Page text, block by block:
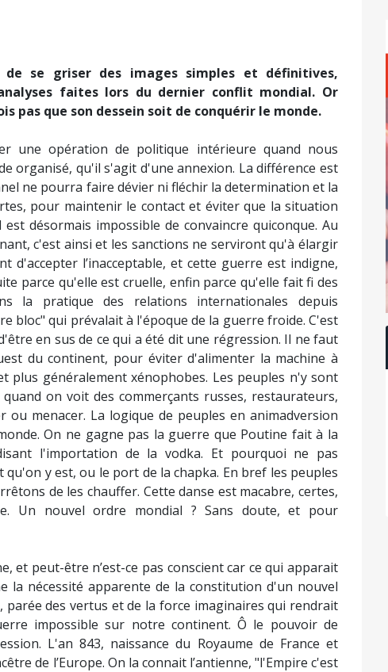
se griser des images simples et définitives,
faites lors du dernier conflit mondial. Or
pas que son dessein soit de conquérir le monde.
une opération de politique intérieure quand nous
organisé, qu'il s'agit d'une annexion. La différence est
ne pourra faire dévier ni fléchir la determination et la
pour maintenir le contact et éviter que la situation
désormais impossible de convaincre quiconque. Au
c'est ainsi et les sanctions ne serviront qu'à élargir
d'accepter l’inacceptable, et cette guerre est indigne,
parce qu'elle est cruelle, enfin parce qu'elle fait fi des
la pratique des relations internationales depuis
bloc" qui prévalait à l'époque de la guerre froide. C'est
en sus de ce qui a été dit une régression. Il ne faut
du continent, pour éviter d'alimenter la machine à
plus généralement xénophobes. Les peuples n'y sont
on voit des commerçants russes, restaurateurs,
menacer. La logique de peuples en animadversion
On ne gagne pas la guerre que Poutine fait à la
l'importation de la vodka. Et pourquoi ne pas
y est, ou le port de la chapka. En bref les peuples
de les chauffer. Cette danse est macabre, certes,
Un nouvel ordre mondial ? Sans doute, et pour
et peut-être n’est-ce pas conscient car ce qui apparait
la nécessité apparente de la constitution d'un nouvel
des vertus et de la force imaginaires qui rendrait
impossible sur notre continent. Ô le pouvoir de
L'an 843, naissance du Royaume de France et
de l’Europe. On la connait l’antienne, "l'Empire c'est